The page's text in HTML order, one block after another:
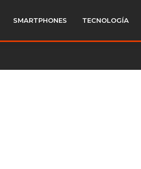
SMARTPHONES TECNOLOGÍA